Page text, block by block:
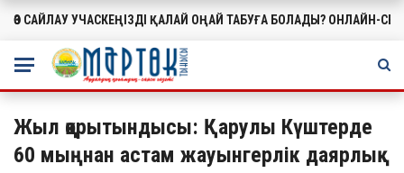
МАҢЫЗДЫ
ӨЗ САЙЛАУ УЧАСКЕҢІЗДІ ҚАЛАЙ ОҢАЙ ТАБУҒА БОЛАДЫ? ОНЛАЙН-
Жыл қорытындысы: Қарулы Күштерде
60 мыңнан астам жауынгерлік даярлық